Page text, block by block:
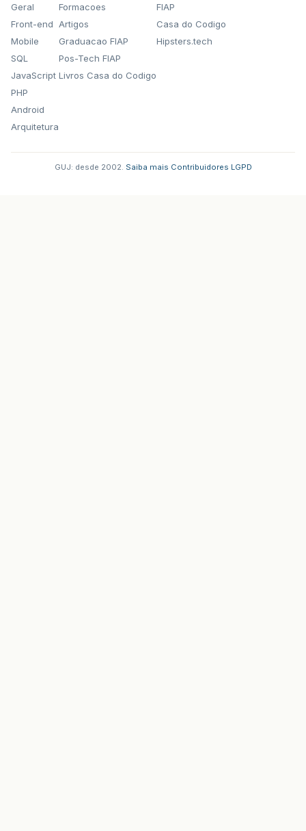
Geral
Front-end
Mobile
SQL
JavaScript
PHP
Android
Arquitetura
Formacoes
Artigos
Graduacao FIAP
Pos-Tech FIAP
Livros Casa do Codigo
FIAP
Casa do Codigo
Hipsters.tech
GUJ: desde 2002. Saiba mais Contribuidores LGPD